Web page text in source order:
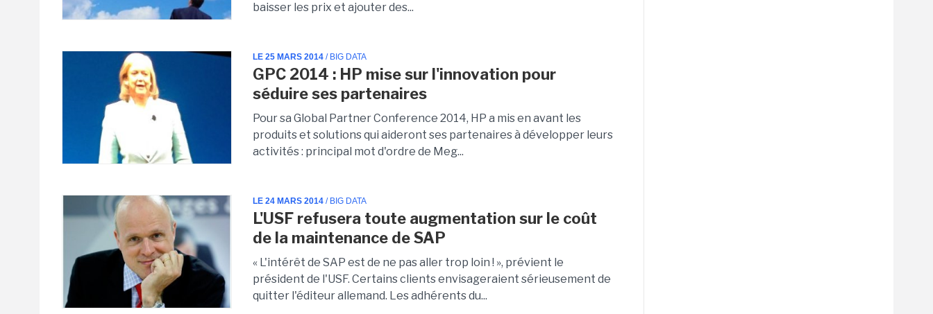
baisser les prix et ajouter des...
LE 25 MARS 2014 / BIG DATA
GPC 2014 : HP mise sur l'innovation pour
séduire ses partenaires
Pour sa Global Partner Conference 2014, HP a mis en avant les
produits et solutions qui aideront ses partenaires à développer leurs
activités : principal mot d'ordre de Meg...
LE 24 MARS 2014 / BIG DATA
L'USF refusera toute augmentation sur le coût
de la maintenance de SAP
« L'intérêt de SAP est de ne pas aller trop loin ! », prévient le
président de l'USF. Certains clients envisageraient sérieusement de
quitter l'éditeur allemand. Les adhérents du...